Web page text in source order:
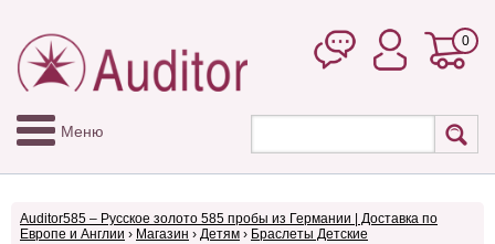
0
Меню
Auditor585 – Русское золото 585 пробы из Германии | Доставка по
Европе и Англии › Магазин › Детям › Браслеты Детские